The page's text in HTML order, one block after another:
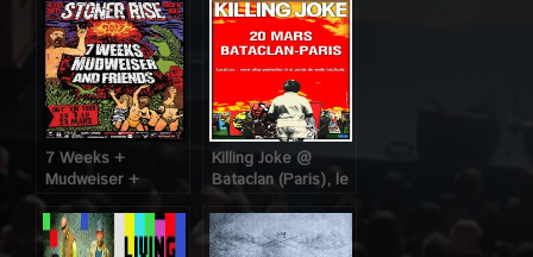
7 Weeks +
Mudweiser +
Loading Data @ La
Pêche (Montreuil),
le 9 Mars 2013
Killing Joke @
Bataclan (Paris), le
20 Mars 2013